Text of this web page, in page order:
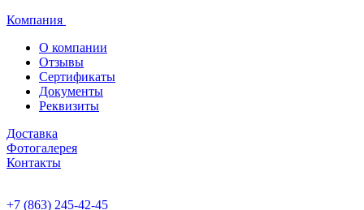
Компания
О компании
Отзывы
Сертификаты
Документы
Реквизиты
Доставка
Фотогалерея
Контакты
+7 (863) 245-42-45